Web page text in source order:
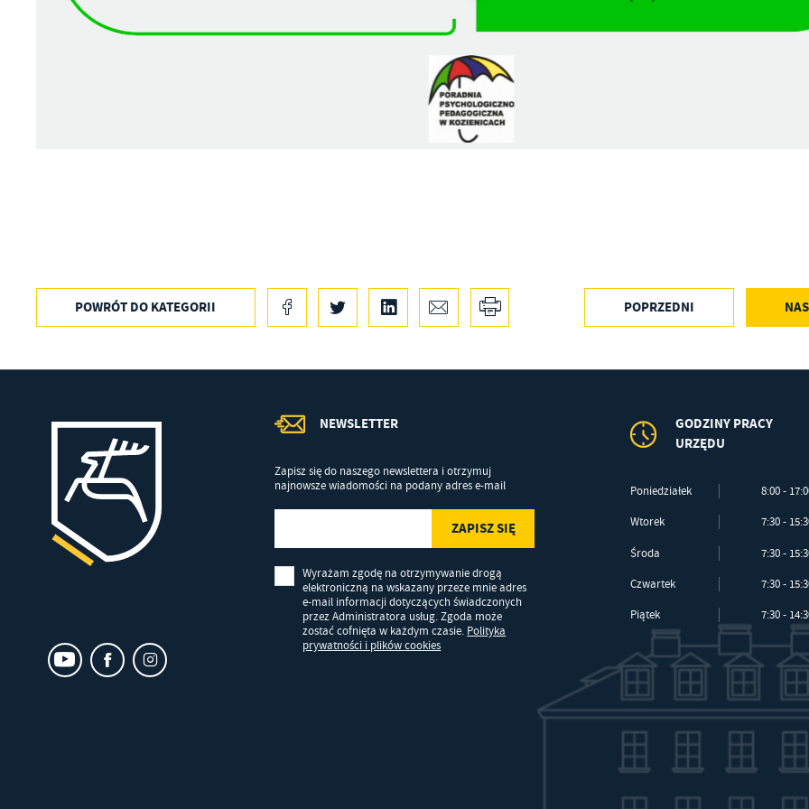
POWRÓT DO KATEGORII POPRZEDNI
NEWSLETTER
Zapisz się do naszego newslettera i otrzymuj
najnowsze wiadomości na podany adres e-mail
Wyrażam zgodę na otrzymywanie drogą
elektroniczną na wskazany przeze mnie adres
e-mail informacji dotyczących świadczonych
przez Administratora usług. Zgoda może
zostać cofnięta w każdym czasie. Polityka
prywatności i plików cookies
GODZINY PRACY
URZĘDU
Poniedziałek 8:00 -
Wtorek 7:30 -
Środa 7:30 -
Czwartek 7:30 -
Piątek 7:30 -